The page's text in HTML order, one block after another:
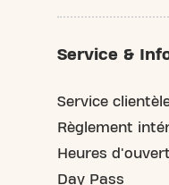
Service &
Service
Règlement
Heures
Day Pass